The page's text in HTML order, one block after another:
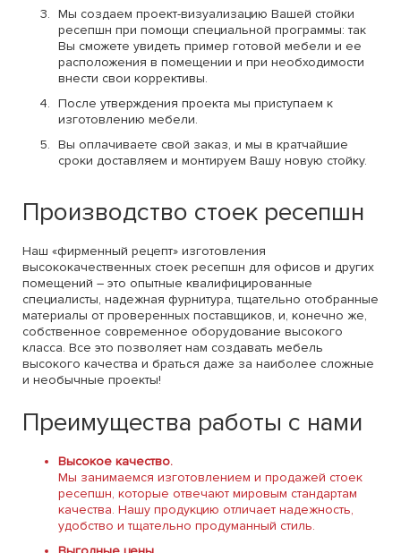
Мы создаем проект-визуализацию Вашей стойки
ресепшн при помощи специальной программы: так
Вы сможете увидеть пример готовой мебели и ее
расположения в помещении и при необходимости
внести свои коррективы.
После утверждения проекта мы приступаем к
изготовлению мебели.
Вы оплачиваете свой заказ, и мы в кратчайшие
сроки доставляем и монтируем Вашу новую стойку.
Производство стоек ресепшн
Наш «фирменный рецепт» изготовления
высококачественных стоек ресепшн для офисов и других
помещений – это опытные квалифицированные
специалисты, надежная фурнитура, тщательно отобранные
материалы от проверенных поставщиков, и, конечно же,
собственное современное оборудование высокого
класса. Все это позволяет нам создавать мебель
высокого качества и браться даже за наиболее сложные
и необычные проекты!
Преимущества работы с нами
Высокое качество.
Мы занимаемся изготовлением и продажей стоек
ресепшн, которые отвечают мировым стандартам
качества. Нашу продукцию отличает надежность,
удобство и тщательно продуманный стиль.